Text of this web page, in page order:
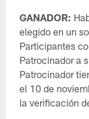
GANADOR:
elegido en un
Participantes
Patrocinador a
Patrocinador
el 10 de
la verificación